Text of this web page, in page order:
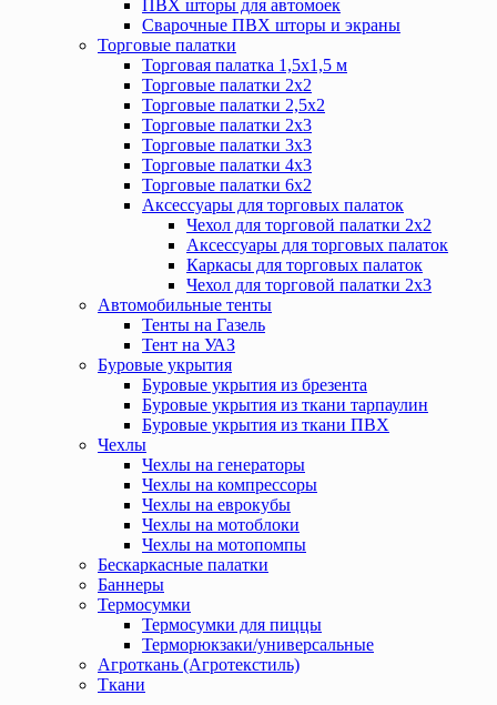
ПВХ шторы для автомоек
Сварочные ПВХ шторы и экраны
Торговые палатки
Торговая палатка 1,5х1,5 м
Торговые палатки 2х2
Торговые палатки 2,5х2
Торговые палатки 2х3
Торговые палатки 3х3
Торговые палатки 4х3
Торговые палатки 6х2
Аксессуары для торговых палаток
Чехол для торговой палатки 2х2
Аксессуары для торговых палаток
Каркасы для торговых палаток
Чехол для торговой палатки 2х3
Автомобильные тенты
Тенты на Газель
Тент на УАЗ
Буровые укрытия
Буровые укрытия из брезента
Буровые укрытия из ткани тарпаулин
Буровые укрытия из ткани ПВХ
Чехлы
Чехлы на генераторы
Чехлы на компрессоры
Чехлы на еврокубы
Чехлы на мотоблоки
Чехлы на мотопомпы
Бескаркасные палатки
Баннеры
Термосумки
Термосумки для пиццы
Терморюкзаки/универсальные
Агроткань (Агротекстиль)
Ткани